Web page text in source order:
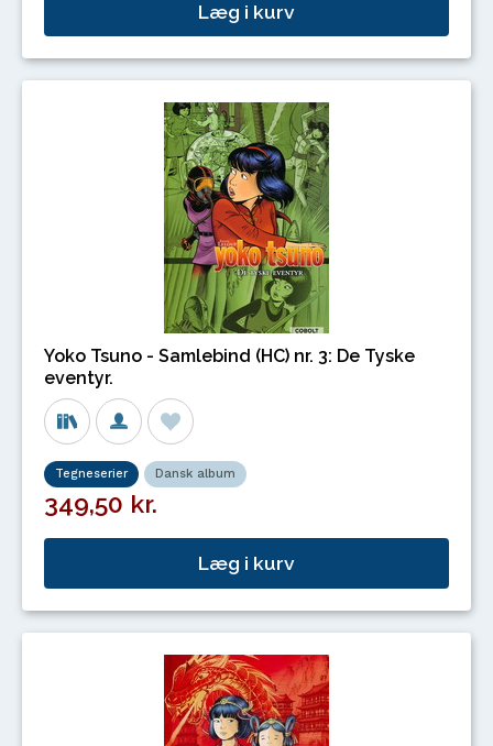
Læg i kurv
Yoko Tsuno - Samlebind (HC) nr. 3: De Tyske
eventyr.
Tegneserier Dansk album
349,50 kr.
Læg i kurv